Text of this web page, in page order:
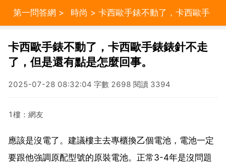
第一問答網 > 時尚 > 卡西歐手錶不動了，卡西歐手
錶錶針不走了，但是還有點是怎麼回事。
卡西歐手錶不動了，卡西歐手錶錶針不走
了，但是還有點是怎麼回事。
2025-07-28 08:32:04 字數 2698 閱讀 3394
1樓：網友
應該是沒電了。建議樓主去專櫃換乙個電池，電池一定
要跟他強調原配型號的原裝電池。正常3-4年是沒問題